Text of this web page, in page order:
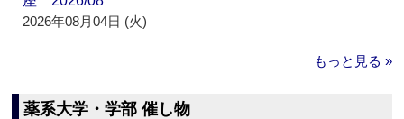
2026年08月04日 (火)
もっと見る »
薬系大学・学部 催し物